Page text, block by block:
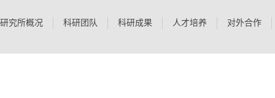
研究所概况 科研团队 科研成果 人才培养 对外合作